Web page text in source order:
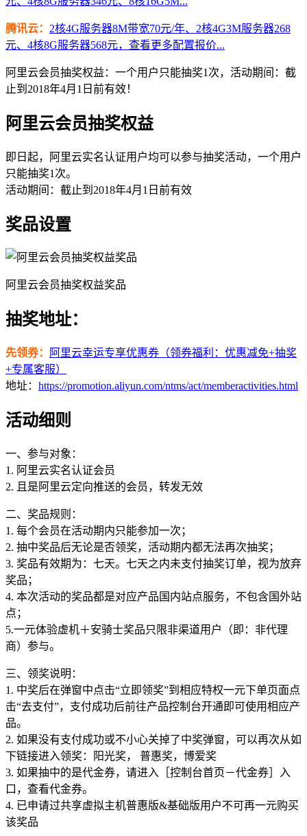
腾讯云： 2核4G服务器8M带宽70元/年、2核4G3M服务器268
元、4核8G服务器568元，查看更多配置报价...
阿里云会员抽奖权益：一个用户只能抽奖1次，活动期间：截
止到2018年4月1日前有效！
阿里云会员抽奖权益
即日起，阿里云实名认证用户均可以参与抽奖活动，一个用户
只能抽奖1次。
活动期间：截止到2018年4月1日前有效
奖品设置
阿里云会员抽奖权益奖品
抽奖地址：
先领券：
阿里云幸运专享优惠券（领券福利：优惠减免+抽奖
+专属客服）
地址： https://promotion.aliyun.com/ntms/act/memberactivities.html
活动细则
一、参与对象：
1. 阿里云实名认证会员
2. 且是阿里云定向推送的会员，转发无效
二、奖品规则：
1. 每个会员在活动期内只能参加一次；
2. 抽中奖品后无论是否领奖，活动期内都无法再次抽奖；
3. 奖品有效期为：七天。七天之内未支付抽奖订单，视为放弃
奖品；
4. 本次活动的奖品都是对应产品国内站点服务，不包含国外站
点；
5.一元体验虚机＋安骑士奖品只限非渠道用户（即：非代理
商）参与。
三、领奖说明：
1. 中奖后在弹窗中点击“立即领奖”到相应特权一元下单页面点
击“去支付”，支付成功后前往产品控制台开通即可使用相应产
品。
2. 如果没有支付成功或不小心关掉了中奖弹窗，可以再次从如
下链接进入领奖：阳光奖， 普惠奖，博爱奖
3. 如果抽中的是代金券，请进入［控制台首页－代金券］入
口，查看代金券。
4. 已申请过共享虚拟主机普惠版&基础版用户不可再一元购买
该奖品